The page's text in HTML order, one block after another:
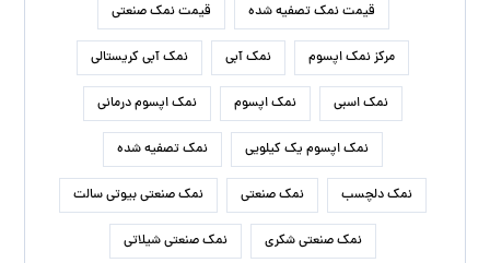
قیمت نمک تصفیه شده قیمت نمک صنعتی
مرکز نمک اپسوم نمک آبی نمک آبی کریستالی
نمک اسبی نمک اپسوم نمک اپسوم درمانی
نمک اپسوم یک کیلویی نمک تصفیه شده
نمک دلچسب نمک صنعتی نمک صنعتی بیوتی سالت
نمک صنعتی شکری نمک صنعتی شیلاتی